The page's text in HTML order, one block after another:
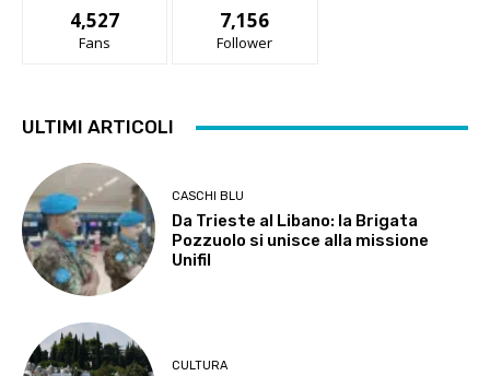
4,527
Fans
7,156
Follower
ULTIMI ARTICOLI
CASCHI BLU
Da Trieste al Libano: la Brigata
Pozzuolo si unisce alla missione
Unifil
CULTURA